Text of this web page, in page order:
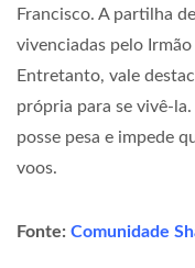
Francisco. A partilha
vivenciadas pelo
Entretanto, vale
própria para se vivê-
posse pesa e impede
voos.
Fonte: Comunidade